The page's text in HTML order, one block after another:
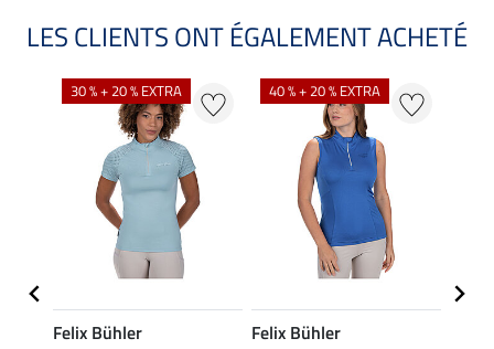
LES CLIENTS ONT ÉGALEMENT ACHETÉ
30 % + 20 % EXTRA
Felix Bühler
40 % + 20 % EXTRA
Felix Bühler